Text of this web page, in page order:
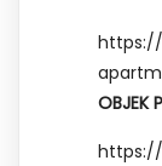
OBJEK